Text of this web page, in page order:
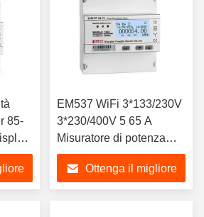
85-
EM537 WiFi 3*133/230V
3*230/400V 5 65 A
Misuratore di potenza
digitale bidirezionale
senza fili KWH
Ottenga il migliore